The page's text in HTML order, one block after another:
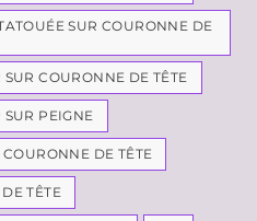
SUR COURONNE DE
COURONNE DE TÊTE
PEIGNE
DE TÊTE
TÊTE